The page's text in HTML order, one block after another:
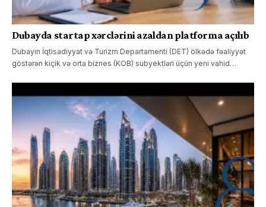
Dubayda startap xərclərini azaldan platforma açılıb
Dubayın İqtisadiyyat və Turizm Departamenti (DET) ölkədə fəaliyyət
göstərən kiçik və orta biznes (KOB) subyektləri üçün yeni vahid…